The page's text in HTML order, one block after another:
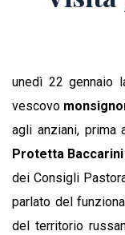
unedì 22 gennaio
vescovo
agli anziani, prima
Protetta Baccarini
dei Consigli
parlato del
del territorio